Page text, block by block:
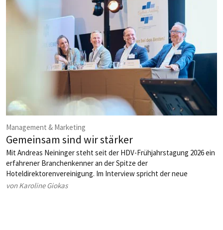
Management & Marketing
Gemeinsam sind wir stärker
Mit Andreas Neininger steht seit der HDV-Frühjahrstagung 2026 ein
erfahrener Branchenkenner an der Spitze der
Hoteldirektorenvereinigung. Im Interview spricht der neue
Vorsitzende und Director of Operations der Event Hotels über
von Karoline Giokas